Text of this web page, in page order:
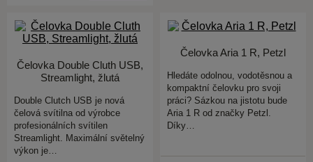
Čelovka Double Cluth USB,
Streamlight, žlutá
Double Clutch USB je nová
čelová svítilna od výrobce
profesionálních svítilen
Streamlight. Maximální světelný
výkon je…
Čelovka Aria 1 R, Petzl
Hledáte odolnou, vodotěsnou a
kompaktní čelovku pro svoji
práci? Sázkou na jistotu bude
Aria 1 R od značky Petzl.
Díky…